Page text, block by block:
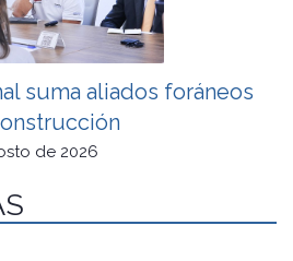
suma aliados foráneos
de 2026